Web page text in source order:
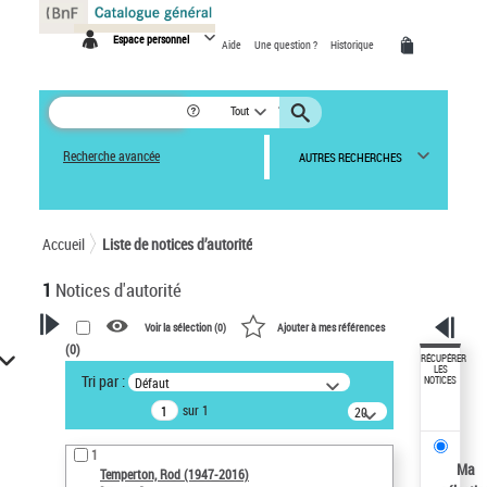
Espace personnel Aide Une question ? Historique
Tout
Recherche avancée AUTRES RECHERCHES
Accueil Liste de notices d’autorité
1 Notices d'autorité
VOTRE RECHERCHE
Recherche avancée dans les
notices d’autorité
Œuvres liées à l'auteur :
Temperton, Rod (1947-2016)
Voir la sélection (0) Ajouter à mes références
(0)
Tri par : Défaut
sur 1
20
résultats/page
1
Temperton, Rod (1947-2016)
RÉCUPÉRER
LES
NOTICES
Ma
Panneau de gestion des cookies